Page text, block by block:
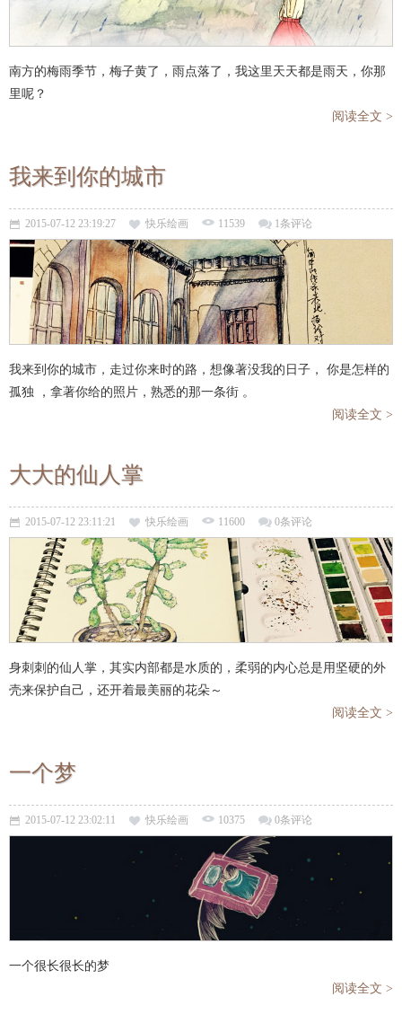
南方的梅雨季节，梅子黄了，雨点落了，我这里天天都是雨天，你那
里呢？
阅读全文 >
我来到你的城市
2015-07-12 23:19:27 快乐绘画 11539 1条评论
我来到你的城市，走过你来时的路，想像著没我的日子， 你是怎样的
孤独 ，拿著你给的照片，熟悉的那一条街 。​
阅读全文 >
大大的仙人掌
2015-07-12 23:11:21 快乐绘画 11600 0条评论
身刺刺的仙人掌，其实内部都是水质的，柔弱的内心总是用坚硬的外
壳来保护自己，还开着最美丽的花朵～
阅读全文 >
一个梦
2015-07-12 23:02:11 快乐绘画 10375 0条评论
一个很长很长的梦
阅读全文 >